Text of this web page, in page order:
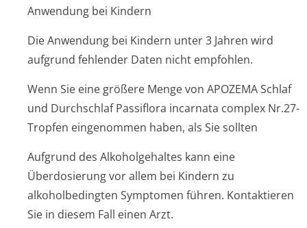
Anwendung bei Kindern
Die Anwendung bei Kindern unter 3 Jahren wird
aufgrund fehlender Daten nicht empfohlen.
Wenn Sie eine größere Menge von APOZEMA Schlaf
und Durchschlaf Passiflora incarnata complex Nr.27-
Tropfen eingenommen haben, als Sie sollten
Aufgrund des Alkoholgehaltes kann eine
Überdosierung vor allem bei Kindern zu
alkoholbedingten Symptomen führen. Kontaktieren
Sie in diesem Fall einen Arzt.